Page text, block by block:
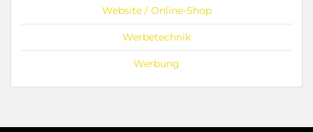
Website / Online-Shop
Werbetechnik
Werbung